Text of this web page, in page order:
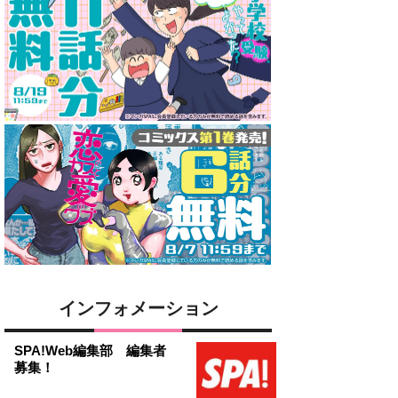
インフォメーション
SPA!Web編集部 編集者
募集！